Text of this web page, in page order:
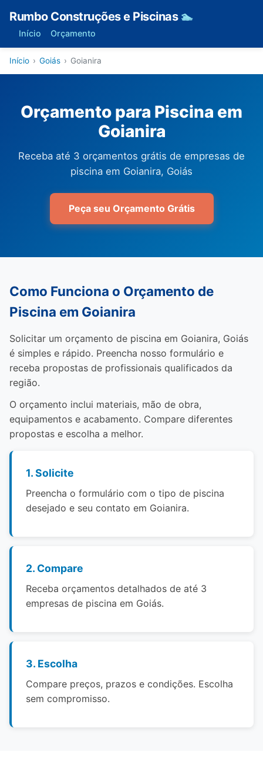
Rumbo Construções e Piscinas 🏊
Início Orçamento
Início › Goiás › Goianira
Orçamento para Piscina em
Goianira
Receba até 3 orçamentos grátis de empresas de
piscina em Goianira, Goiás
Peça seu Orçamento Grátis
Como Funciona o Orçamento de
Piscina em Goianira
Solicitar um orçamento de piscina em Goianira, Goiás
é simples e rápido. Preencha nosso formulário e
receba propostas de profissionais qualificados da
região.
O orçamento inclui materiais, mão de obra,
equipamentos e acabamento. Compare diferentes
propostas e escolha a melhor.
1. Solicite
Preencha o formulário com o tipo de piscina
desejado e seu contato em Goianira.
2. Compare
Receba orçamentos detalhados de até 3
empresas de piscina em Goiás.
3. Escolha
Compare preços, prazos e condições. Escolha
sem compromisso.